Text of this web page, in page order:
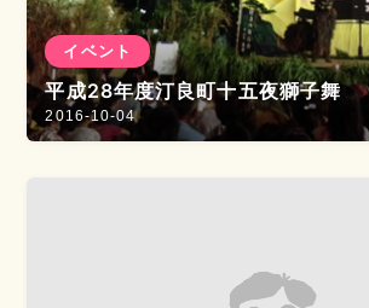
イベント
平成28年度汀良町十五夜獅子舞
2016-10-04